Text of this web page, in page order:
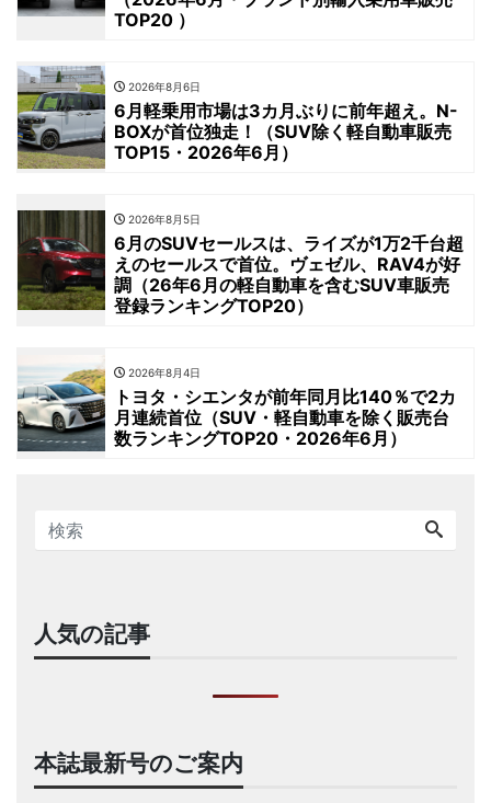
TOP20 ）
2026年8月6日
6月軽乗用市場は3カ月ぶりに前年超え。N-
BOXが首位独走！（SUV除く軽自動車販売
TOP15・2026年6月）
2026年8月5日
6月のSUVセールスは、ライズが1万2千台超
えのセールスで首位。ヴェゼル、RAV4が好
調（26年6月の軽自動車を含むSUV車販売
登録ランキングTOP20）
2026年8月4日
トヨタ・シエンタが前年同月比140％で2カ
月連続首位（SUV・軽自動車を除く販売台
数ランキングTOP20・2026年6月）
人気の記事
本誌最新号のご案内